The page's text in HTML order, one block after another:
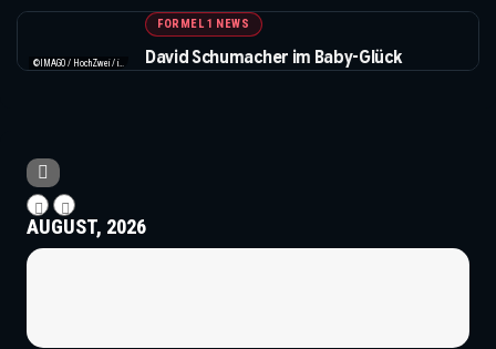
©IMAGO / HochZwei / instagram.com/davidschumacher_official
FORMEL 1 NEWS
David Schumacher im Baby-Glück
AUGUST, 2026